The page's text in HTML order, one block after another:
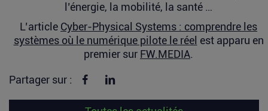
l’énergie, la mobilité, la santé …
L’article Cyber-Physical Systems : comprendre les
systèmes où le numérique pilote le réel est apparu en
premier sur FW.MEDIA.
Partager sur : Partager sur Facebook